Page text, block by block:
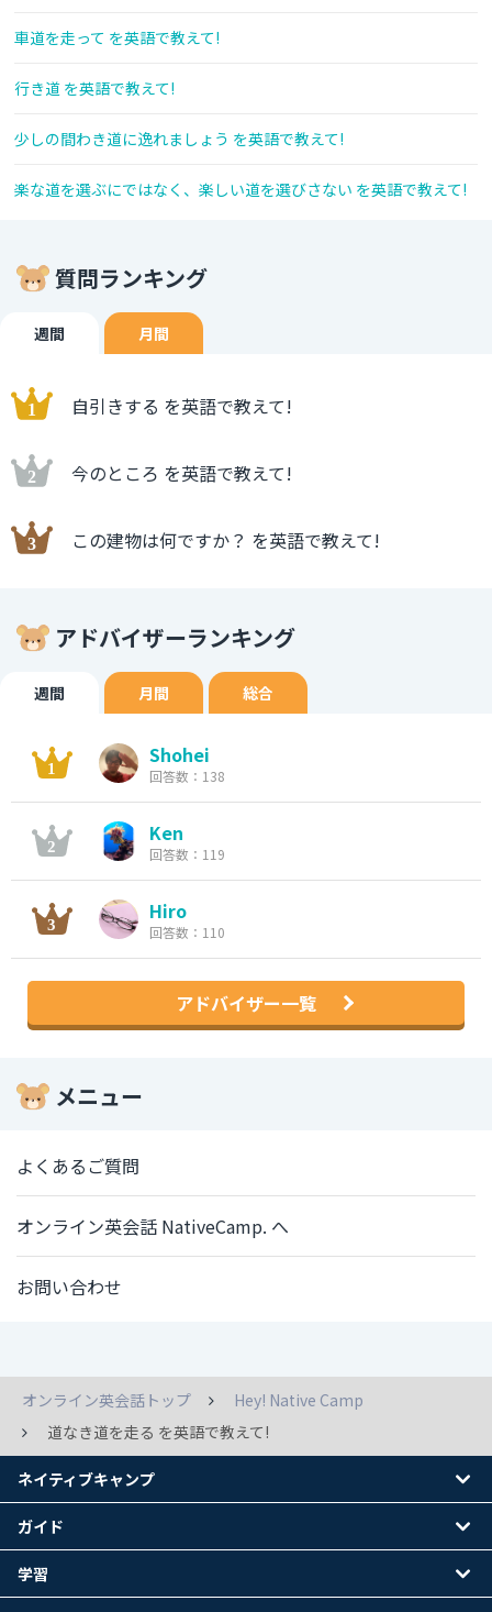
車道を走って を英語で教えて!
行き道 を英語で教えて!
少しの間わき道に逸れましょう を英語で教えて!
楽な道を選ぶにではなく、楽しい道を選びさない を英語で教えて!
質問ランキング
週間 月間
自引きする を英語で教えて!
今のところ を英語で教えて!
この建物は何ですか？ を英語で教えて!
アドバイザーランキング
週間 月間 総合
Shohei
回答数：138
Ken
回答数：119
Hiro
回答数：110
アドバイザー一覧
メニュー
よくあるご質問
オンライン英会話 NativeCamp. へ
お問い合わせ
オンライン英会話トップ
Hey! Native Camp
道なき道を走る を英語で教えて!
ネイティブキャンプ
ガイド
学習